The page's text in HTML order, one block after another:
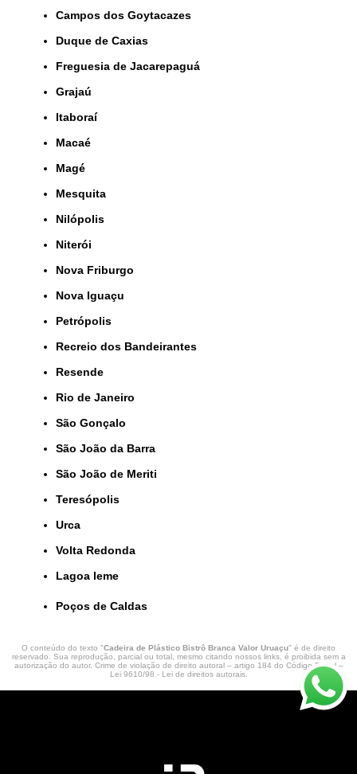
Campos dos Goytacazes
Duque de Caxias
Freguesia de Jacarepaguá
Grajaú
Itaboraí
Macaé
Magé
Mesquita
Nilópolis
Niterói
Nova Friburgo
Nova Iguaçu
Petrópolis
Recreio dos Bandeirantes
Resende
Rio de Janeiro
São Gonçalo
São João da Barra
São João de Meriti
Teresópolis
Urca
Volta Redonda
lagoa leme
Poços de Caldas
O conteúdo do texto "Cadeira de Plástico Bistrô Branca Valor Uruaçu" é de direito
reservado. Sua reprodução, parcial ou total, mesmo citando nossos links, é proibida sem a
autorização do autor. Crime de violação de direito autoral – artigo 184 do Código Penal –
Lei 9610/98 - Lei de direitos autorais.